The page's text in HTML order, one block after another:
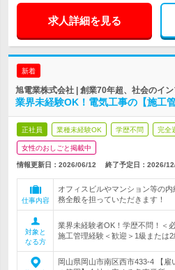
求人詳細を見る
新着
旭電業株式会社 | 創業70年超、社会のイ
業界未経験OK！電気工事の【施工
正社員 業種未経験OK 学歴不問 完全
女性のおしごと掲載中
情報更新日：2026/06/12 終了予定日： 2026/
仕事内容
オフィスビルやマンション等の
務全般を担っていただきます！
対象と
なる方
業界未経験者OK！学歴不問！＜
施工管理経験＜歓迎＞1級または
岡山県岡山市南区西市433-4 【